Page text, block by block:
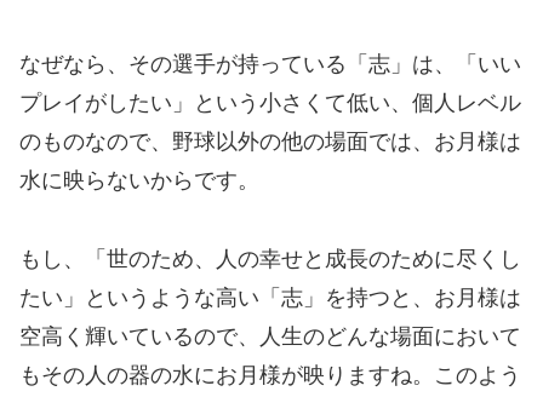
なぜなら、その選手が持っている「志」は、「いい
プレイがしたい」という小さくて低い、個人レベル
のものなので、野球以外の他の場面では、お月様は
水に映らないからです。
もし、「世のため、人の幸せと成長のために尽くし
たい」というような高い「志」を持つと、お月様は
空高く輝いているので、人生のどんな場面において
もその人の器の水にお月様が映りますね。このよう